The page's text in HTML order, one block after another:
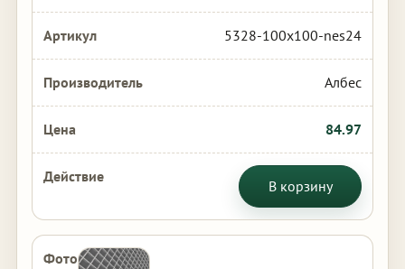
5328-100x100-nes24
Албес
84.97
В корзину